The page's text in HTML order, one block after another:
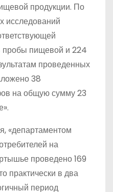
продукции. По
исследований
пробы пищевой и 224
проведенных
38
на общую сумму 23
«департаментом
на
проведено 169
практически в два
период